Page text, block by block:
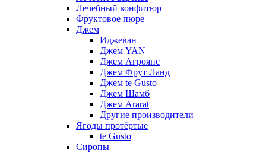
Лечебный конфитюр
Фруктовое пюре
Джем
Иджеван
Джем YAN
Джем Агроянс
Джем Фрут Ланд
Джем te Gusto
Джем Шамб
Джем Ararat
Другие производители
Ягоды протёртые
te Gusto
Сиропы